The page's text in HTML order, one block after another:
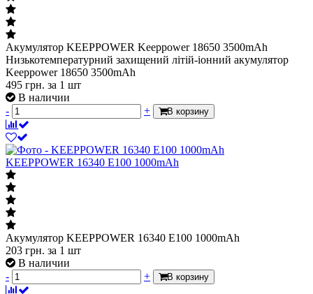
Акумулятор KEEPPOWER Keeppower 18650 3500mAh
Низькотемпературний захищений літій-іонний акумулятор
Keeppower 18650 3500mAh
495 грн. за 1 шт
В наличии
-
+ В корзину
KEEPPOWER 16340 E100 1000mAh
Акумулятор KEEPPOWER 16340 E100 1000mAh
203 грн. за 1 шт
В наличии
-
+ В корзину